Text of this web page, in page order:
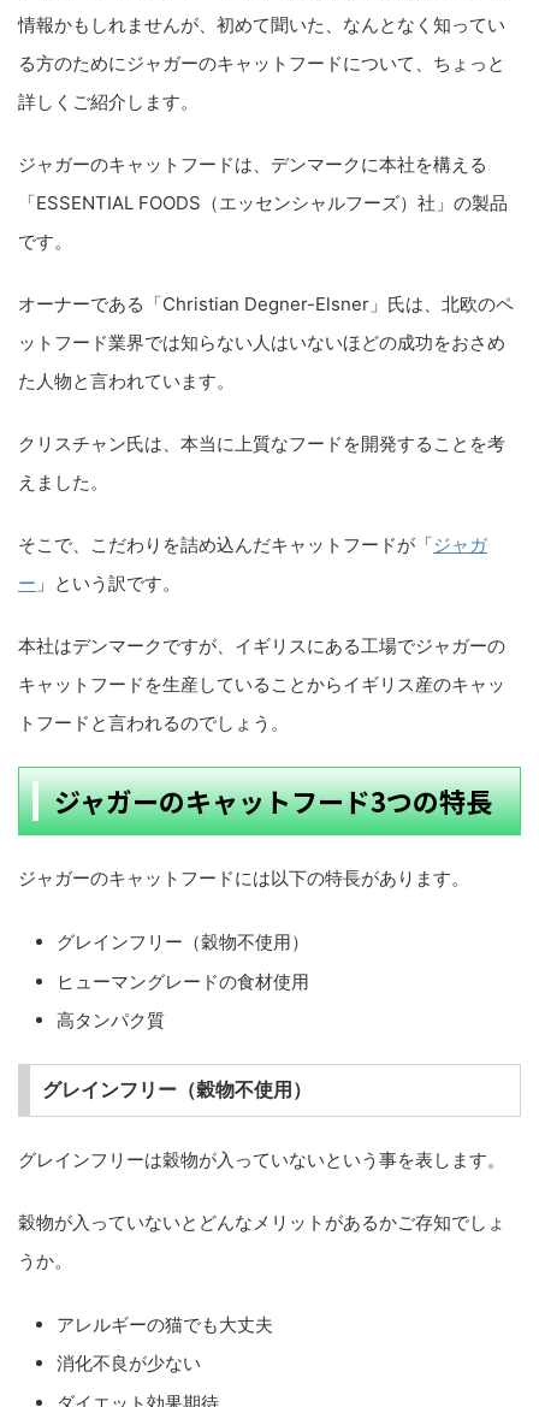
情報かもしれませんが、初めて聞いた、なんとなく知ってい
る方のためにジャガーのキャットフードについて、ちょっと
詳しくご紹介します。
ジャガーのキャットフードは、デンマークに本社を構える
「ESSENTIAL FOODS（エッセンシャルフーズ）社」の製品
です。
オーナーである「Christian Degner-Elsner」氏は、北欧のペ
ットフード業界では知らない人はいないほどの成功をおさめ
た人物と言われています。
クリスチャン氏は、本当に上質なフードを開発することを考
えました。
そこで、こだわりを詰め込んだキャットフードが「ジャガ
ー 」という訳です。
本社はデンマークですが、イギリスにある工場でジャガーの
キャットフードを生産していることからイギリス産のキャッ
トフードと言われるのでしょう。
ジャガーのキャットフード3つの特長
ジャガーのキャットフードには以下の特長があります。
グレインフリー（穀物不使用）
ヒューマングレードの食材使用
高タンパク質
グレインフリー（穀物不使用）
グレインフリーは穀物が入っていないという事を表します。
穀物が入っていないとどんなメリットがあるかご存知でしょ
うか。
アレルギーの猫でも大丈夫
消化不良が少ない